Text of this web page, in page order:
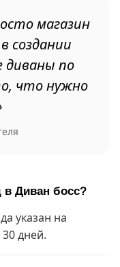
магазин
создании
диваны по
что нужно
в Диван босс?
указан на
дней.